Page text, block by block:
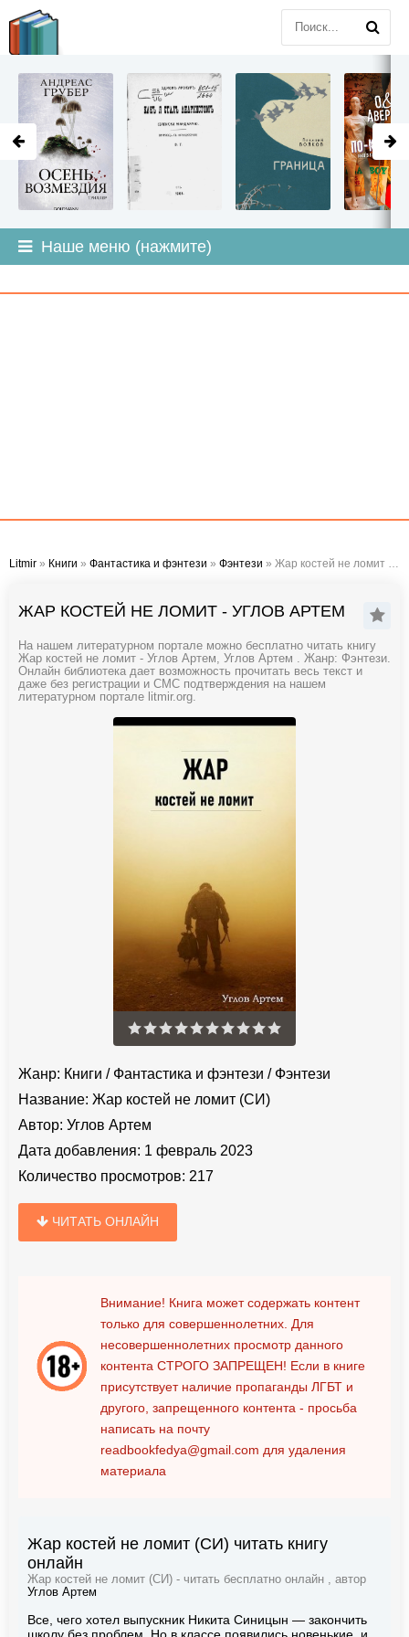
Наше меню (нажмите)
Litmir » Книги » Фантастика и фэнтези » Фэнтези » Жар костей не ломит - Углов Артем
ЖАР КОСТЕЙ НЕ ЛОМИТ - УГЛОВ АРТЕМ
На нашем литературном портале можно бесплатно читать книгу
Жар костей не ломит - Углов Артем, Углов Артем . Жанр: Фэнтези.
Онлайн библиотека дает возможность прочитать весь текст и
даже без регистрации и СМС подтверждения на нашем
литературном портале litmir.org.
Жанр: Книги / Фантастика и фэнтези / Фэнтези
Название: Жар костей не ломит (СИ)
Автор: Углов Артем
Дата добавления: 1 февраль 2023
Количество просмотров: 217
ЧИТАТЬ ОНЛАЙН
Внимание! Книга может содержать контент
только для совершеннолетних. Для
несовершеннолетних просмотр данного
контента СТРОГО ЗАПРЕЩЕН! Если в книге
присутствует наличие пропаганды ЛГБТ и
другого, запрещенного контента - просьба
написать на почту
readbookfedya@gmail.com для удаления
материала
Жар костей не ломит (СИ) читать книгу
онлайн
Жар костей не ломит (СИ) - читать бесплатно онлайн , автор
Углов Артем
Все, чего хотел выпускник Никита Синицын — закончить
LITMIR.ORG